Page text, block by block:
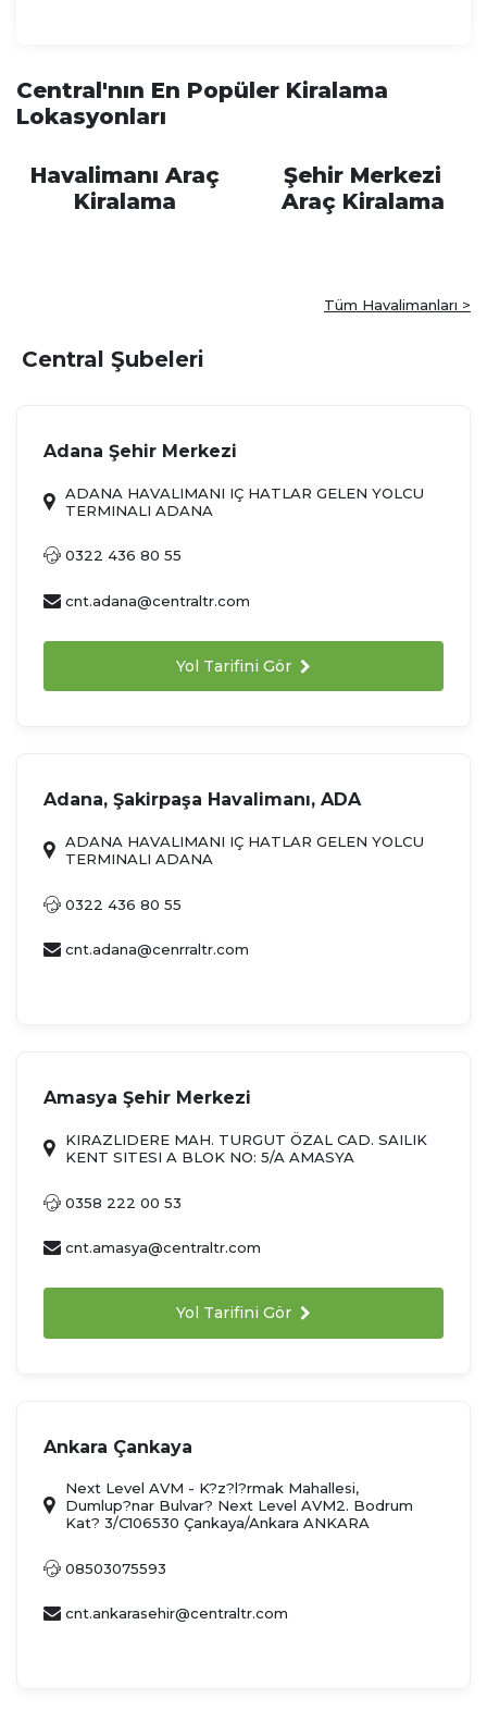
Central'nın En Popüler Kiralama
Lokasyonları
Havalimanı Araç
Kiralama
Şehir Merkezi
Araç Kiralama
Tüm Havalimanları >
Central Şubeleri
Adana Şehir Merkezi
ADANA HAVALIMANI IÇ HATLAR GELEN YOLCU
TERMINALI ADANA
0322 436 80 55
cnt.adana@centraltr.com
Yol Tarifini Gör
Adana, Şakirpaşa Havalimanı, ADA
ADANA HAVALIMANI IÇ HATLAR GELEN YOLCU
TERMINALI ADANA
0322 436 80 55
cnt.adana@cenrraltr.com
Amasya Şehir Merkezi
KIRAZLIDERE MAH. TURGUT ÖZAL CAD. SAILIK
KENT SITESI A BLOK NO: 5/A AMASYA
0358 222 00 53
cnt.amasya@centraltr.com
Yol Tarifini Gör
Ankara Çankaya
Next Level AVM - K?z?l?rmak Mahallesi,
Dumlup?nar Bulvar? Next Level AVM2. Bodrum
Kat? 3/C106530 Çankaya/Ankara ANKARA
08503075593
cnt.ankarasehir@centraltr.com